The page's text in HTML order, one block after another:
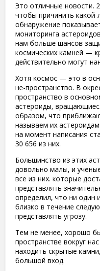
Это отличные новости.
чтобы причинить
обнаружение
мониторинга
нам больше шансов
космических камней —
действительно могут
Хотя космос — это в
не-пространство. В
пространство в
астероиды,
образом, что
называем их
на момент написания
30 656 из них.
Большинство из этих
довольно малы, и
все из них. которые
представлять
определил, что ни один
близко в течение
представлять угрозу.
Тем не менее, хорошо
пространстве вокруг
находить скрытые
большой вход.